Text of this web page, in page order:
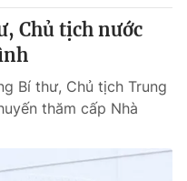
Chủ tịch nước
Bí thư, Chủ tịch Trung
thăm cấp Nhà